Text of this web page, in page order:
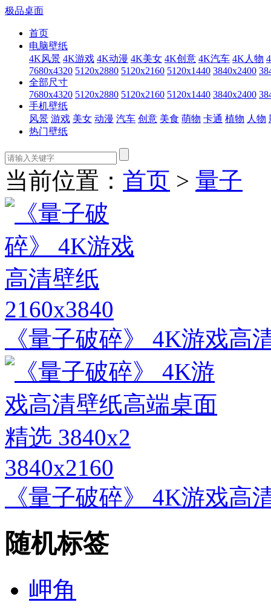
极品桌面
首页
电脑壁纸
4K风景 4K游戏 4K动漫 4K美女 4K创意 4K汽车 4K人物
7680x4320 5120x2880 5120x2160 5120x1440 3840x2400
全部尺寸
7680x4320 5120x2880 5120x2160 5120x1440 3840x2400
手机壁纸
风景 游戏 美女 动漫 汽车 创意 美食 萌物 卡通 植物 人物
热门壁纸
当前位置： 首页 > 量子
2160x3840
《量子破碎》 4K游戏高
3840x2160
《量子破碎》 4K游戏高
随机标签
岬角